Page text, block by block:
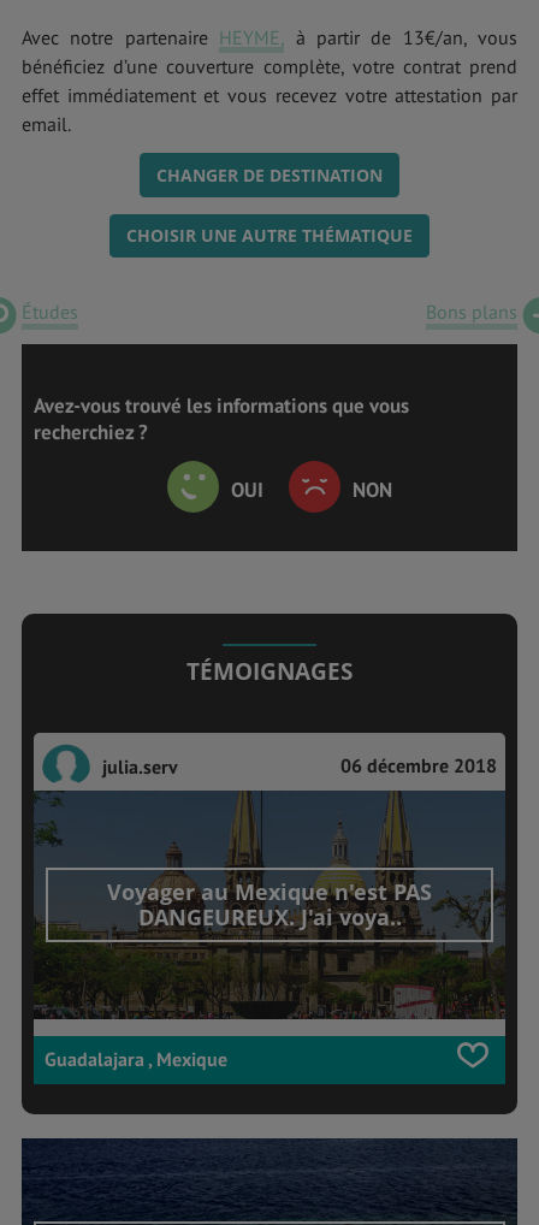
Avec notre partenaire HEYME, à partir de 13€/an, vous
bénéficiez d’une couverture complète, votre contrat prend
effet immédiatement et vous recevez votre attestation par
email.
CHANGER DE DESTINATION
CHOISIR UNE AUTRE THÉMATIQUE
Études Bons plans
Avez-vous trouvé les informations que vous
recherchiez ?
OUI NON
TÉMOIGNAGES
julia.serv 06 décembre 2018
Voyager au Mexique n'est PAS
DANGEUREUX. J'ai voya..
Guadalajara , Mexique